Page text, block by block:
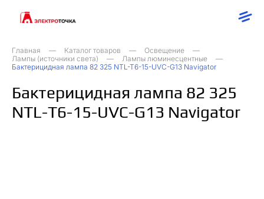
Главная Каталог товаров
Освещение
Лампы (источники света)
Лампы люминесцентные
Бактерицидная лампа 82 325 NTL-T6-15-UVC-G13 Navigator
Бактерицидная лампа 82 325
NTL-T6-15-UVC-G13 Navigator